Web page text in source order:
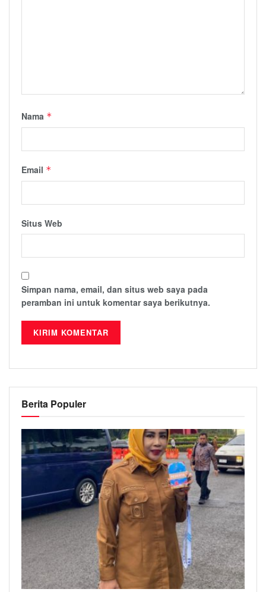
Nama *
Email *
Situs Web
Simpan nama, email, dan situs web saya pada
peramban ini untuk komentar saya berikutnya.
Berita Populer